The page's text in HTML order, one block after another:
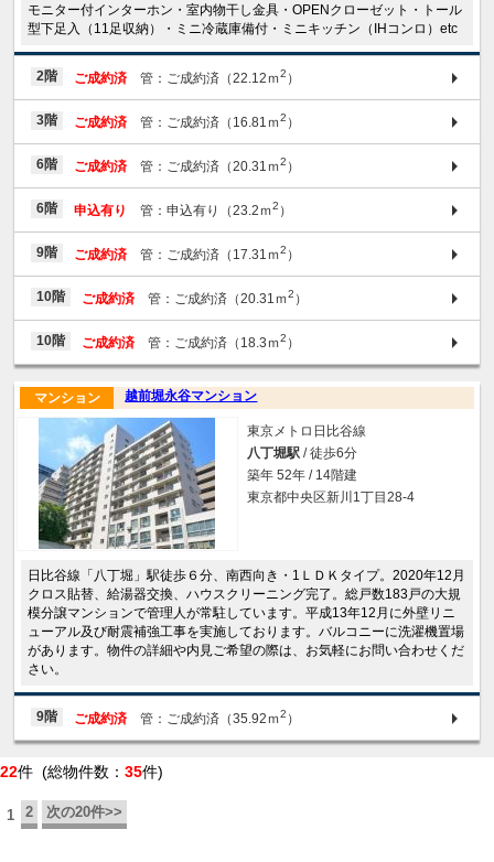
モニター付インターホン・室内物干し金具・OPENクローゼット・トール
型下足入（11足収納）・ミニ冷蔵庫備付・ミニキッチン（IHコンロ）etc
2階 ご成約済 管：ご成約済（22.12ｍ2 ）
3階 ご成約済 管：ご成約済（16.81ｍ2 ）
6階 ご成約済 管：ご成約済（20.31ｍ2 ）
6階 申込有り 管：申込有り（23.2ｍ2 ）
9階 ご成約済 管：ご成約済（17.31ｍ2 ）
10階 ご成約済 管：ご成約済（20.31ｍ2 ）
10階 ご成約済 管：ご成約済（18.3ｍ2 ）
越前堀永谷マンション
マンション
東京メトロ日比谷線
八丁堀駅 / 徒歩6分
築年 52年 / 14階建
東京都中央区新川1丁目28-4
日比谷線「八丁堀」駅徒歩６分、南西向き・1ＬＤＫタイプ。2020年12月
クロス貼替、給湯器交換、ハウスクリーニング完了。総戸数183戸の大規
模分譲マンションで管理人が常駐しています。平成13年12月に外壁リニ
ューアル及び耐震補強工事を実施しております。バルコニーに洗濯機置場
があります。物件の詳細や内見ご希望の際は、お気軽にお問い合わせくだ
さい。
9階 ご成約済 管：ご成約済（35.92ｍ2 ）
22件 (総物件数： 35件)
1 2 次の20件>>